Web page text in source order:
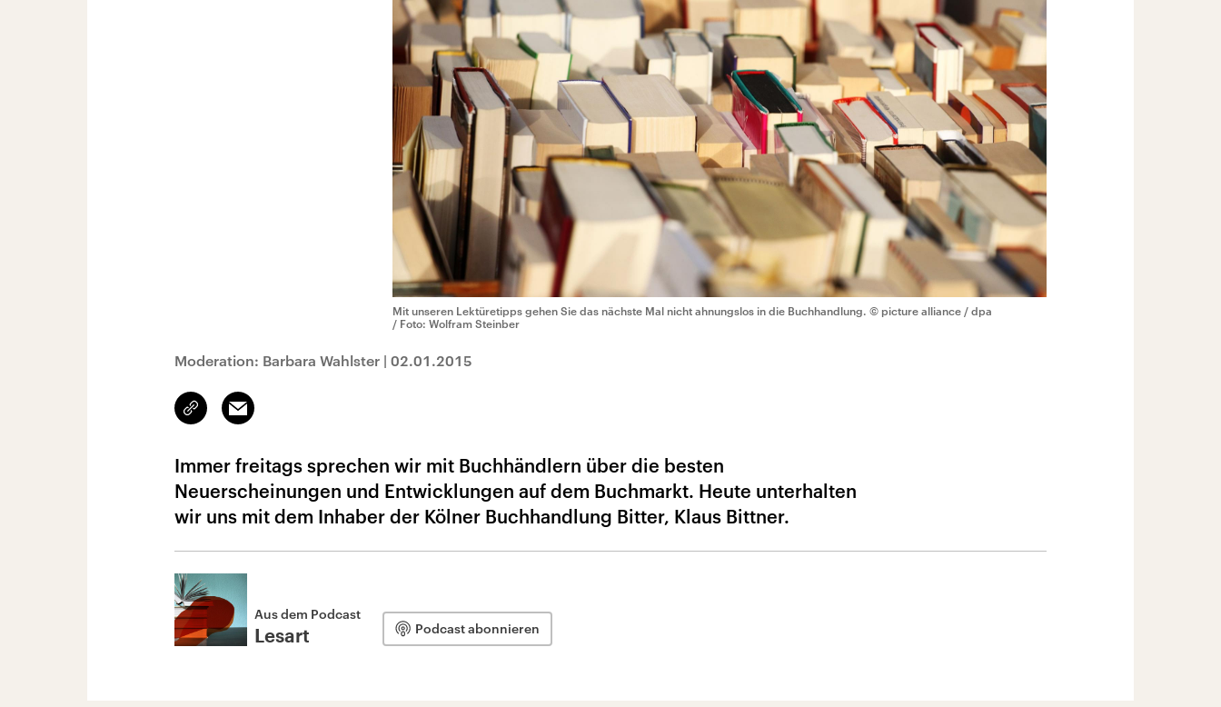
Mit unseren Lektüretipps gehen Sie das nächste Mal nicht ahnungslos in die Buchhandlung. © picture alliance / dpa
/ Foto: Wolfram Steinber
Moderation: Barbara Wahlster | 02.01.2015
Link
kopieren/teilen
Email
Immer freitags sprechen wir mit Buchhändlern über die besten
Neuerscheinungen und Entwicklungen auf dem Buchmarkt. Heute unterhalten
wir uns mit dem Inhaber der Kölner Buchhandlung Bitter, Klaus Bittner.
Aus dem Podcast
Lesart Podcast abonnieren